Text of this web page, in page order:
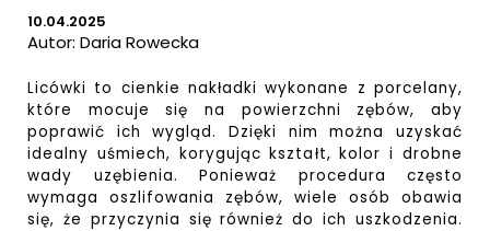
10.04.2025
Autor: Daria Rowecka
Licówki to cienkie nakładki wykonane z porcelany,
które mocuje się na powierzchni zębów, aby
poprawić ich wygląd. Dzięki nim można uzyskać
idealny uśmiech, korygując kształt, kolor i drobne
wady uzębienia. Ponieważ procedura często
wymaga oszlifowania zębów, wiele osób obawia
się, że przyczynia się również do ich uszkodzenia.